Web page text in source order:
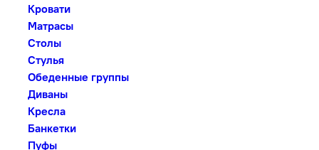
Кровати
Матрасы
Столы
Стулья
Обеденные группы
Диваны
Кресла
Банкетки
Пуфы